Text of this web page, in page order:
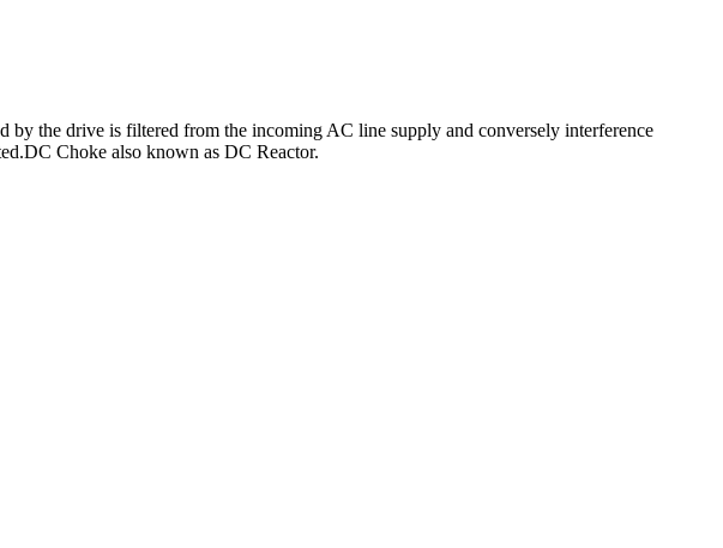
the drive is filtered from the incoming AC line supply and conversely interference
Choke also known as DC Reactor.